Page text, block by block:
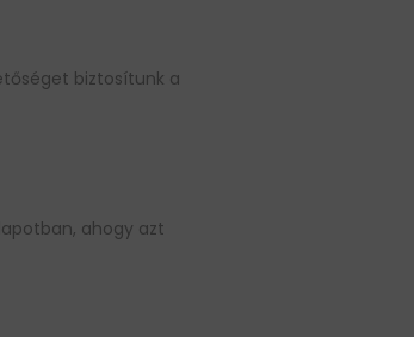
biztosítunk a
ahogy azt